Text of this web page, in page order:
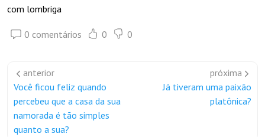
com lombriga
0 comentários 0 0
anterior
Você ficou feliz quando
percebeu que a casa da sua
namorada é tão simples
quanto a sua?
próxima
Já tiveram uma paixão
platônica?